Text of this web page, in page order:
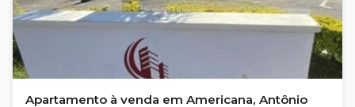
Apartamento à venda em Americana, Antônio